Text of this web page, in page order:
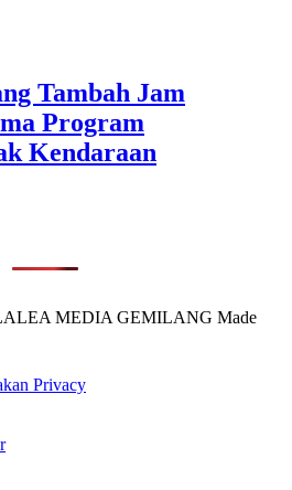
Tambah Jam
Program
Kendaraan
MEDIA GEMILANG Made
Privacy